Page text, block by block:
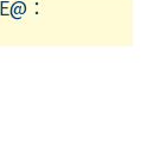
：